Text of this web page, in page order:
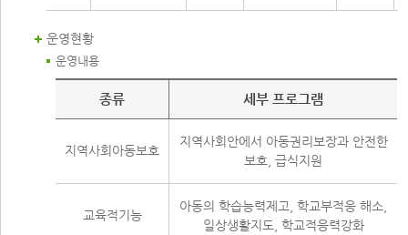
운영현황
운영내용
종류 세부 프로그램
지역사회아동보호
지역사회안에서 아동권리보장과 안전한
보호, 급식지원
교육적기능
아동의 학습능력제고, 학교부적응 해소,
일상생활지도, 학교적응력강화